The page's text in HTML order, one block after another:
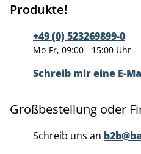
Produkte!
+49 (0) 523269899-0
Mo-Fr, 09:00 - 15:00 Uhr
Schreib mir eine E-
Großbestellung oder
Schreib uns an